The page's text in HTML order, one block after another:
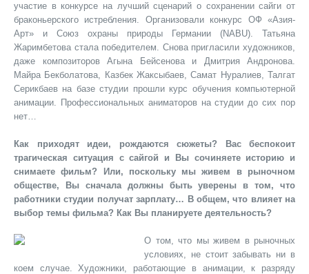
участие в конкурсе на лучший сценарий о сохранении сайги от
браконьерского истребления. Организовали конкурс ОФ «Азия-
Арт» и Союз охраны природы Германии (NABU). Татьяна
Жаримбетова стала победителем. Снова пригласили художников,
даже композиторов Агына Бейсенова и Дмитрия Андронова.
Майра Бекболатова, Казбек Жаксыбаев, Самат Нуралиев, Талгат
Серикбаев на базе студии прошли курс обучения компьютерной
анимации. Профессиональных аниматоров на студии до сих пор
нет…
Как приходят идеи, рождаются сюжеты? Вас беспокоит
трагическая ситуация с сайгой и Вы сочиняете историю и
снимаете фильм? Или, поскольку мы живем в рыночном
обществе, Вы сначала должны быть уверены в том, что
работники студии получат зарплату… В общем, что влияет на
выбор темы фильма? Как Вы планируете деятельность?
О том, что мы живем в рыночных
условиях, не стоит забывать ни в
коем случае. Художники, работающие в анимации, к разряду